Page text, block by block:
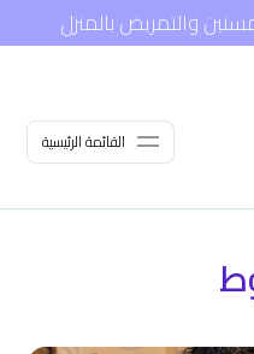
والتمريض بالمنزل
القائمة الرئيسية